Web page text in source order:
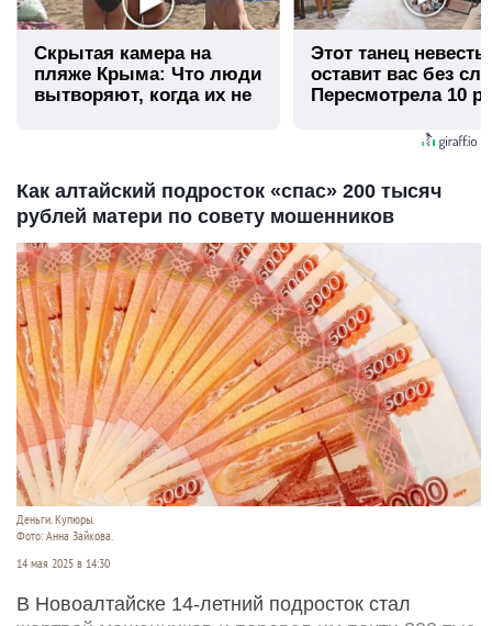
Скрытая камера на
пляже Крыма: Что люди
вытворяют, когда их не
Этот танец невесты
оставит вас без
Пересмотрела 10
Как алтайский подросток «спас» 200 тысяч
рублей матери по совету мошенников
Деньги. Купюры.
Фото: Анна Зайкова.
14 мая 2025 в 14:30
В Новоалтайске 14-летний подросток стал